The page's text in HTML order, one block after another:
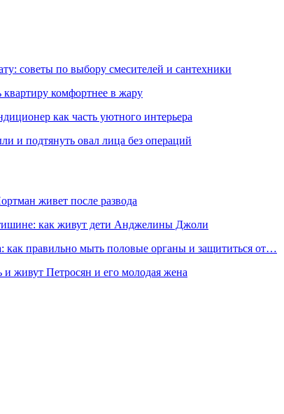
советы по выбору смесителей и сантехники
комфортнее в жару
как часть уютного интерьера
и подтянуть овал лица без операций
живет после развода
как живут дети Анджелины Джоли
как правильно мыть половые органы и защититься от…
живут Петросян и его молодая жена